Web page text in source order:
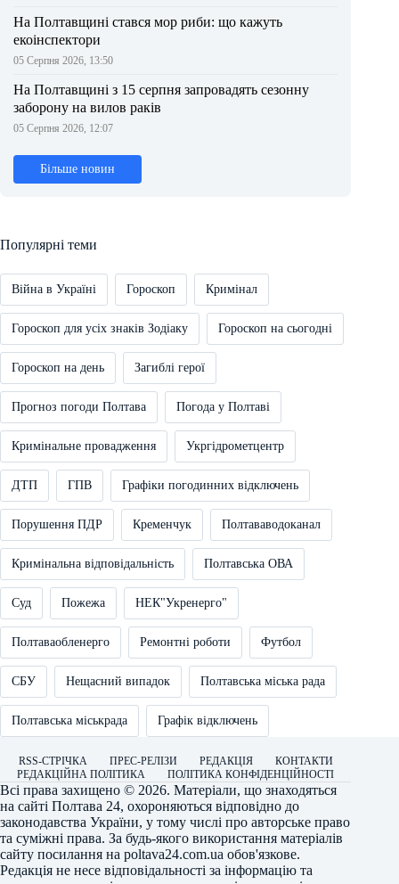
На Полтавщині стався мор риби: що кажуть
екоінспектори
05 Серпня 2026, 13:50
На Полтавщині з 15 серпня запровадять сезонну
заборону на вилов раків
05 Серпня 2026, 12:07
Більше новин
Популярні теми
Війна в Україні Гороскоп Кримінал
Гороскоп для усіх знаків Зодіаку Гороскоп на сьогодні
Гороскоп на день Загиблі герої
Прогноз погоди Полтава Погода у Полтаві
Кримінальне провадження Укргідрометцентр
ДТП ГПВ Графіки погодинних відключень
Порушення ПДР Кременчук Полтававодоканал
Кримінальна відповідальність Полтавська ОВА
Суд Пожежа НЕК"Укренерго"
Полтаваобленерго Ремонтні роботи Футбол
СБУ Нещасний випадок Полтавська міська рада
Полтавська міськрада Графік відключень
RSS-СТРІЧКА ПРЕС-РЕЛІЗИ РЕДАКЦІЯ
КОНТАКТИ
РЕДАКЦІЙНА ПОЛІТИКА
ПОЛІТИКА КОНФІДЕНЦІЙНОСТІ
Всі права захищено © 2026. Матеріали, що знаходяться
на сайті Полтава 24, охороняються відповідно до
законодавства України, у тому числі про авторське право
та суміжні права. За будь-якого використання матеріалів
сайту посилання на poltava24.com.ua обов'язкове.
Редакція не несе відповідальності за інформацію та